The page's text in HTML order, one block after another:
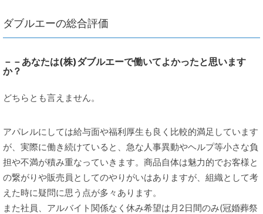
ダブルエーの総合評価
－－あなたは(株)ダブルエーで働いてよかったと思います
か？
どちらとも言えません。
アパレルにしては給与面や福利厚生も良く比較的満足しています
が、実際に働き続けていると、急な人事異動やヘルプ等小さな負
担や不満が積み重なっていきます。商品自体は魅力的でお客様と
の繋がりや販売員としてのやりがいはありますが、組織として考
えた時に疑問に思う点が多々あります。
また社員、アルバイト関係なく休み希望は月2日間のみ(冠婚葬祭